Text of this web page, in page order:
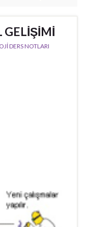
GELİŞİMİ
DERS NOTLARI